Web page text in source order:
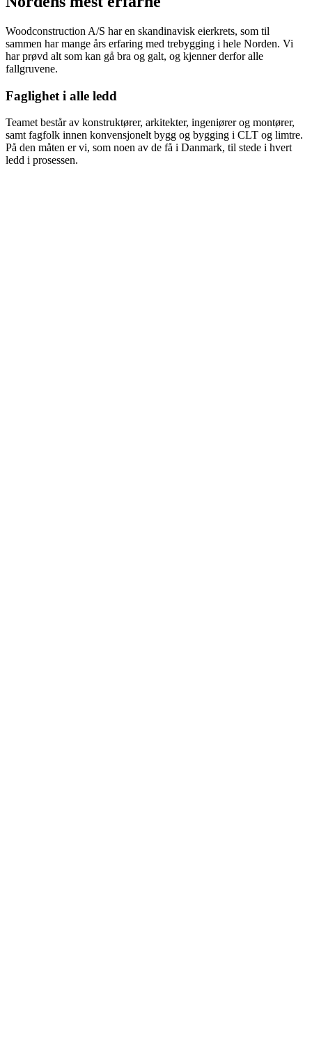
Woodconstruction A/S har en skandinavisk eierkrets, som til
sammen har mange års erfaring med trebygging i hele Norden. Vi
har prøvd alt som kan gå bra og galt, og kjenner derfor alle
fallgruvene.
Faglighet i alle ledd
Teamet består av konstruktører, arkitekter, ingeniører og montører,
samt fagfolk innen konvensjonelt bygg og bygging i CLT og limtre.
På den måten er vi, som noen av de få i Danmark, til stede i hvert
ledd i prosessen.